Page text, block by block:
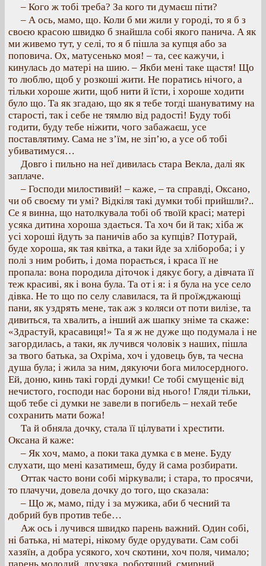
– Кого ж тобі треба? За кого ти думаєш піти?
– А ось, мамо, що. Коли б ми жили у городі, то я б з
своєю красою швидко б знайшла собі якого панича. А як
ми живемо тут, у селі, то я б пішла за купця або за
поповича. Ох, матусенько моя! – та, сеє кажучи, і
кинулась до матері на шию. – Якби мені таке щастя! Що
то люблю, щоб у розкоші жити. Не поратись нічого, а
тільки хороше жити, щоб нити й їсти, і хороше ходити
було що. Та як згадаю, що як я тебе тогді шануватиму на
старості, так і себе не тямлю від радості! Буду тобі
годити, буду тебе ніжити, чого забажаєш, усе
поставлятиму. Сама не з’їм, не зіп’ю, а усе об тобі
убиватимуся…
Довго і пильно на неї дивилась стара Векла, далі як
заплаче.
– Господи милостивий! – каже, – та справді, Оксано,
чи об своєму ти умі? Відкіля такі думки тобі прийшли?..
Се я винна, що натолкувала тобі об твоїй красі; матері
усяка дитина хороша здається. Та хоч би й так; хіба ж
усі хороші йдуть за паничів або за купців? Потурай,
буде хороша, як тая квітка, а таки йде за хлібороба; і у
полі з ним робить, і дома порається, і краса її не
пропала: вона породила діточок і дякує богу, а дівчата її
теж красиві, як і вона була. Та от і я: і я була на усе село
дівка. Не то що по селу славилася, та й проїжджающі
пани, як уздрять мене, так аж з коляси от поти вилізе, та
дивиться, та хвалить, а інший аж шапку зніме та скаже:
«Здрастуй, красавиця!» Та я ж не дуже що подумала і не
загордилась, а таки, як лучився чоловік з наших, пішла
за твого батька, за Охріма, хоч і удовець був, та чесна
душа була; і жила за ним, дякуючи бога милосердного.
Ей, доню, кинь такі горді думки! Се тобі смущеніє від
нечистого, господи нас борони від нього! Гляди тільки,
щоб тебе сі думки не завели в погибель – нехай тебе
сохранить мати божа!
Та й обняла дочку, стала її цілувати і хрестити.
Оксана й каже:
– Як хоч, мамо, а поки така думка є в мене. Буду
слухати, що мені казатимеш, буду й сама розбирати.
Оттак часто вони собі міркували; і стара, то просячи,
то плачучи, довела дочку до того, що сказала:
– Що ж, мамо, піду і за мужика, аби б чесний та
добрий був против тебе…
Аж ось і лучився швидко парень важний. Один собі,
ні батька, ні матері, нікому буде орудувати. Сам собі
хазяїн, а добра усякого, хоч скотини, хоч поля, чимало;